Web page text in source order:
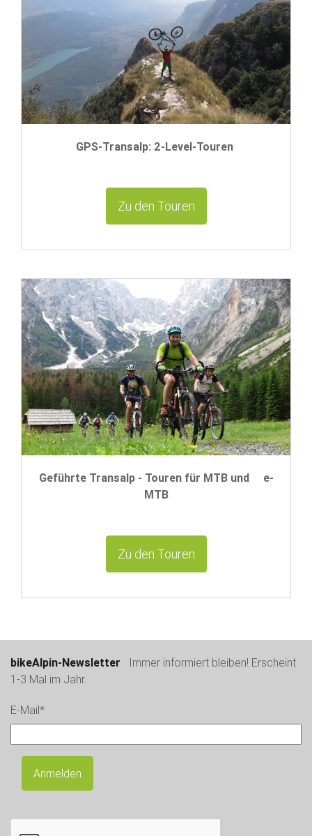
GPS-Transalp: 2-Level-Touren
Zu den Touren
Geführte Transalp - Touren für MTB und e-
MTB
Zu den Touren
bikeAlpin-Newsletter Immer informiert bleiben! Erscheint
1-3 Mal im Jahr.
E-Mail*
Anmelden